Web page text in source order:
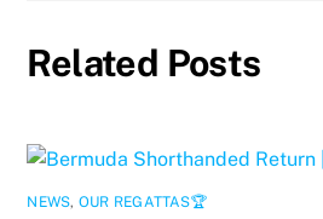
Related Posts
NEWS, OUR REGATTAS🏆